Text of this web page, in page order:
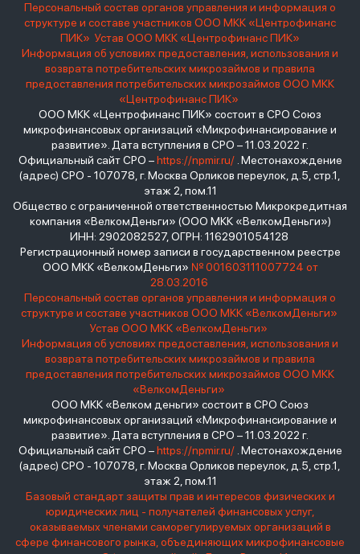
Персональный состав органов управления и информация о
структуре и составе участников ООО МКК «Центрофинанс
ПИК» Устав ООО МКК «Центрофинанс ПИК»
Информация об условиях предоставления, использования и
возврата потребительских микрозаймов и правила
предоставления потребительских микрозаймов ООО МКК
«Центрофинанс ПИК»
ООО МКК «Центрофинанс ПИК» состоит в СРО Союз
микрофинансовых организаций «Микрофинансирование и
развитие». Дата вступления в СРО – 11.03.2022 г.
Официальный сайт СРО –https://npmir.ru/. Местонахождение
(адрес) СРО - 107078, г. Москва Орликов переулок, д.5, стр.1,
этаж 2, пом.11
Общество с ограниченной ответственностью Микрокредитная
компания «ВелкомДеньги» (ООО МКК «ВелкомДеньги»)
ИНН: 2902082527, ОГРН: 1162901054128
Регистрационный номер записи в государственном реестре
ООО МКК «ВелкомДеньги» № 001603111007724 от
28.03.2016
Персональный состав органов управления и информация о
структуре и составе участников ООО МКК «ВелкомДеньги»
Устав ООО МКК «ВелкомДеньги»
Информация об условиях предоставления, использования и
возврата потребительских микрозаймов и правила
предоставления потребительских микрозаймов ООО МКК
«ВелкомДеньги»
ООО МКК «Велком деньги» состоит в СРО Союз
микрофинансовых организаций «Микрофинансирование и
развитие». Дата вступления в СРО – 11.03.2022 г.
Официальный сайт СРО –https://npmir.ru/. Местонахождение
(адрес) СРО - 107078, г. Москва Орликов переулок, д.5, стр.1,
этаж 2, пом.11
Базовый стандарт защиты прав и интересов физических и
юридических лиц - получателей финансовых услуг,
оказываемых членами саморегулируемых организаций в
сфере финансового рынка, объединяющих микрофинансовые